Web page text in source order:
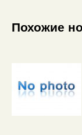
Похожие